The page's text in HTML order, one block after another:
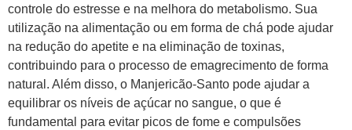
controle do estresse e na melhora do metabolismo. Sua
utilização na alimentação ou em forma de chá pode ajudar
na redução do apetite e na eliminação de toxinas,
contribuindo para o processo de emagrecimento de forma
natural. Além disso, o Manjericão-Santo pode ajudar a
equilibrar os níveis de açúcar no sangue, o que é
fundamental para evitar picos de fome e compulsões